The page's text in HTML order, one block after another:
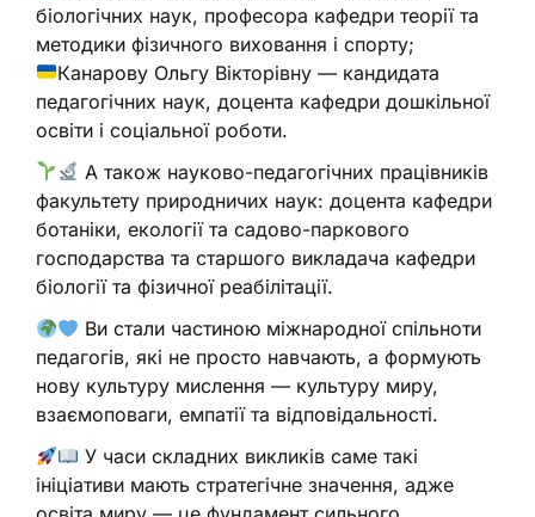
біологічних наук, професора кафедри теорії та
методики фізичного виховання і спорту;
Канарову Ольгу Вікторівну — кандидата
педагогічних наук, доцента кафедри дошкільної
освіти і соціальної роботи.
А також науково-педагогічних працівників
факультету природничих наук: доцента кафедри
ботаніки, екології та садово-паркового
господарства та старшого викладача кафедри
біології та фізичної реабілітації.
Ви стали частиною міжнародної спільноти
педагогів, які не просто навчають, а формують
нову культуру мислення — культуру миру,
взаємоповаги, емпатії та відповідальності.
У часи складних викликів саме такі
ініціативи мають стратегічне значення, адже